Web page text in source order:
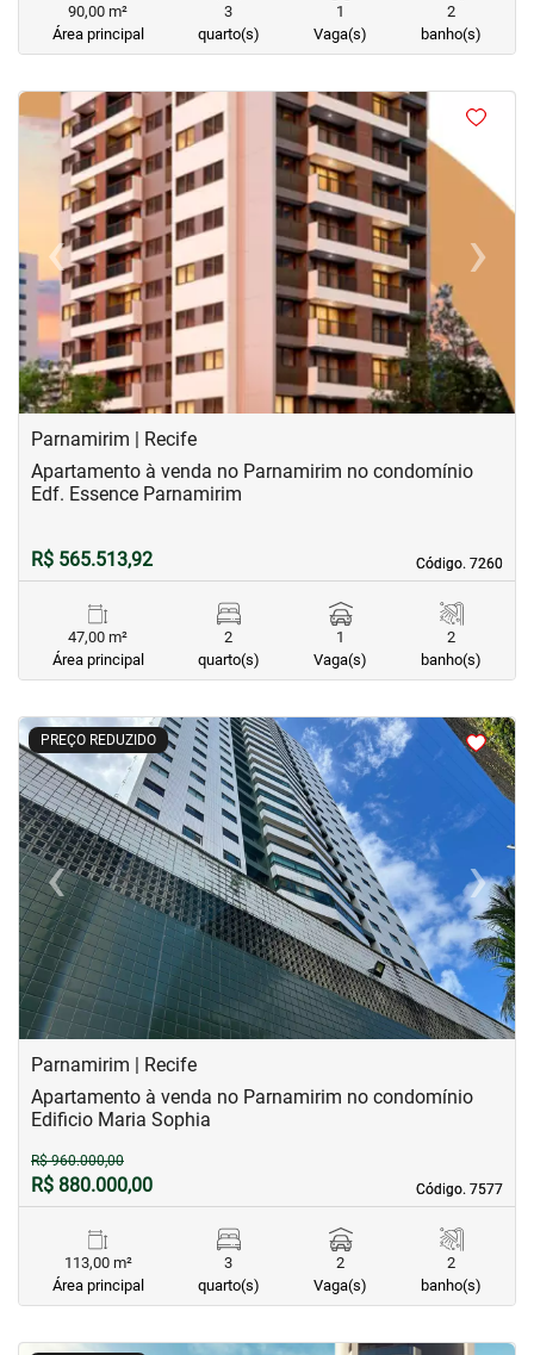
90,00 m²
Área principal
3
quarto(s)
1
Vaga(s)
2
banho(s)
< <
‹
Previous ›Next
Parnamirim | Recife
Código. 7260
Código. 7260
Apartamento à venda no Parnamirim no condomínio
Edf. Essence Parnamirim
R$ 565.513,92
47,00 m²
Área principal
2
quarto(s)
1
Vaga(s)
2
banho(s)
PREÇO REDUZIDO
<<<<
‹Previous ›Next
Parnamirim | Recife
Código. 7577
Código. 7577
Apartamento à venda no Parnamirim no condomínio
Edificio Maria Sophia
R$ 960.000,00
R$ 880.000,00
113,00 m²
Área principal
3
quarto(s)
2
Vaga(s)
2
banho(s)